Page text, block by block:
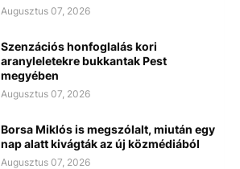
Augusztus 07, 2026
Szenzációs honfoglalás kori
aranyleletekre bukkantak Pest
megyében
Augusztus 07, 2026
Borsa Miklós is megszólalt, miután egy
nap alatt kivágták az új közmédiából
Augusztus 07, 2026